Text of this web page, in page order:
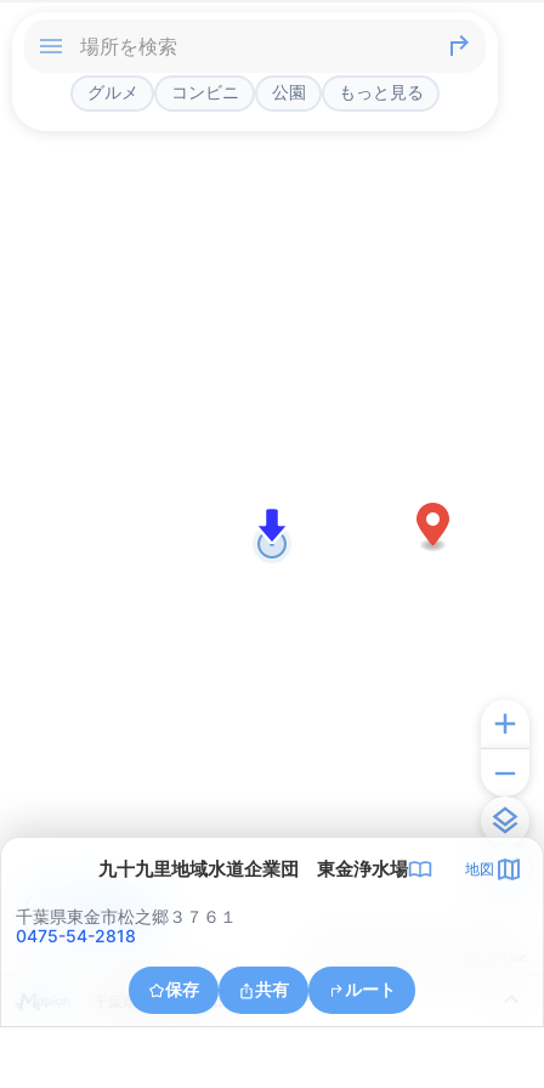
グルメ コンビニ 公園 もっと見る
九十九里地域水道企業団 東金浄水場 地図
千葉県東金市松之郷３７６１
0475-54-2818
保存 共有 ルート
千葉県東金市松之郷
アプリで見る